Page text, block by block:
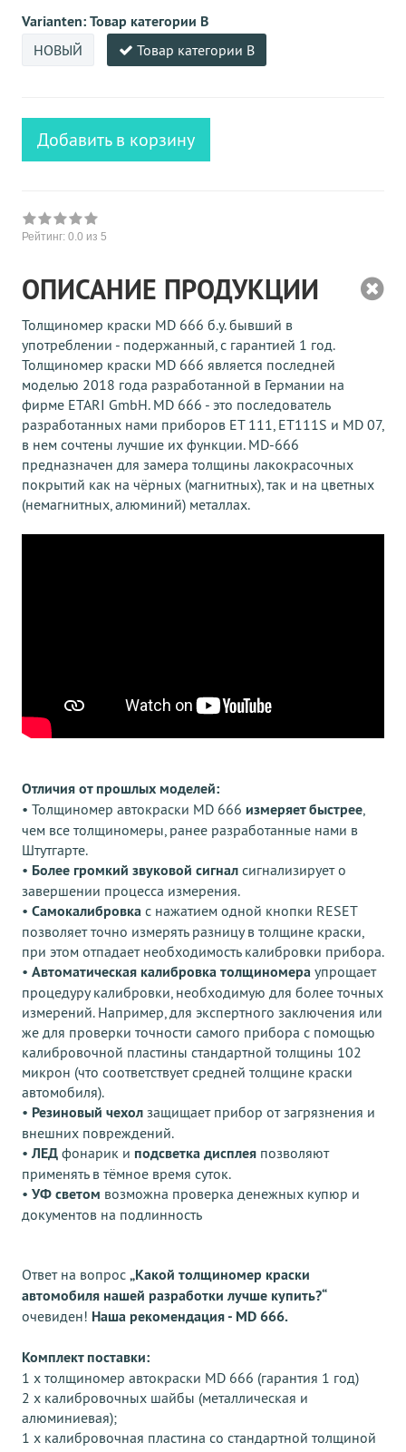
Varianten:Товар категории B
НОВЫЙ Товар категории B
Добавить в корзину
Рейтинг: 0.0 из 5
ОПИСАНИЕ ПРОДУКЦИИ
Толщиномер краски MD 666 б.у. бывший в
употреблении - подержанный, с гарантией 1 год.
Толщиномер краски MD 666 является последней
моделью 2018 года разработанной в Германии на
фирме ETARI GmbH. MD 666 - это последователь
разработанных нами приборов ЕТ 111, ЕТ111S и MD 07,
в нем сочтены лучшие их функции. MD-666
предназначен для замера толщины лакокрасочных
покрытий как на чёрных (магнитных), так и на цветных
(немагнитных, алюминий) металлах.
Отличия от прошлых моделей:
• Толщиномер автокраски MD 666 измеряет быстрее,
чем все толщиномеры, ранее разработанные нами в
Штутгарте.
• Более громкий звуковой сигнал сигнализирует о
завершении процесса измерения.
• Самокалибровка с нажатием одной кнопки RESET
позволяет точно измерять разницу в толщине краски,
при этом отпадает необходимость калибровки прибора.
• Автоматическая калибровка толщиномера упрощает
процедуру калибровки, необходимую для более точных
измерений. Например, для экспертного заключения или
же для проверки точности самого прибора с помощью
калибровочной пластины стандартной толщины 102
микрон (что соответствует средней толщине краски
автомобиля).
• Резиновый чехол защищает прибор от загрязнения и
внешних повреждений.
•ЛЕД фонарик и подсветка дисплея позволяют
применять в тёмное время суток.
• УФ светом возможна проверка денежных купюр и
документов на подлинность
Ответ на вопрос „Какой толщиномер краски
автомобиля нашей разработки лучше купить?“
очевиден! Наша рекомендация - MD 666.
Комплект поставки:
1 x толщиномер автокраски MD 666 (гарантия 1 год)
2 х калибровочных шайбы (металлическая и
алюминиевая);
1 x калибровочная пластина со стандартной толщиной